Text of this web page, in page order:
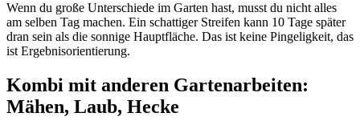
Wenn du große Unterschiede im Garten hast, musst du nicht alles
am selben Tag machen. Ein schattiger Streifen kann 10 Tage später
dran sein als die sonnige Hauptfläche. Das ist keine Pingeligkeit, das
ist Ergebnisorientierung.
Kombi mit anderen Gartenarbeiten:
Mähen, Laub, Hecke